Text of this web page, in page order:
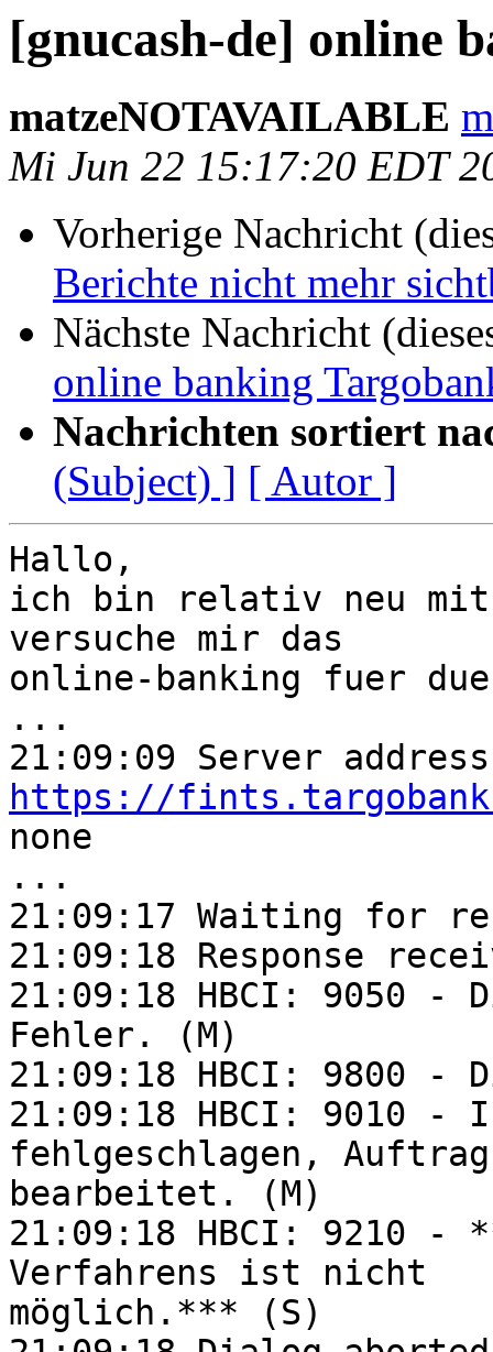
[gnucash-de] online
matzeNOTAVAILABLE
Mi Jun 22 15:17:20 EDT
Vorherige Nachricht
Berichte nicht mehr
Nächste Nachricht
online banking
Nachrichten sortiert
(Subject) ] [ Autor ]
Hallo,
ich bin relativ neu mit
versuche mir das
online-banking fuer
...
https://
none
...
21:09:17 Waiting for
21:09:18 Response
21:09:18 HBCI: 9050 -
Fehler. (M)
21:09:18 HBCI: 9800 -
21:09:18 HBCI: 9010
fehlgeschlagen,
bearbeitet. (M)
21:09:18 HBCI: 9210 -
Verfahrens ist nicht
möglich.*** (S)